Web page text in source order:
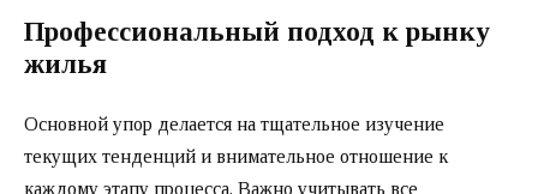
Профессиональный подход к рынку
жилья
Основной упор делается на тщательное изучение
текущих тенденций и внимательное отношение к
каждому этапу процесса. Важно учитывать все